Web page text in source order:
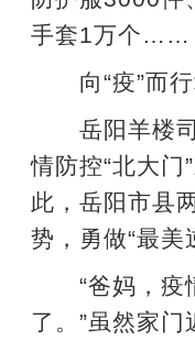
手套1万个……
向“疫”而行
岳阳羊楼司
情防控“北大门
此，岳阳市县
势，勇做“最美
“爸妈，疫
了。”虽然家